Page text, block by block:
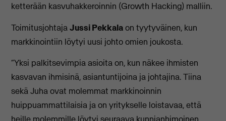
ketterään kasvuhakkeroinnin (Growth Hacking) malliin.
ToimitusjohtajaJussi Pekkalaon tyytyväinen, kun
markkinointiin löytyi uusi johto omien joukosta.
“Yksi palkitsevimpia asioita on, kun näkee ihmisten
kasvavan ihmisinä, asiantuntijoina ja johtajina. Tiina
sekä Juha ovat molemmat markkinoinnin
huippuammattilaisia ja on yritykselle loistavaa, että